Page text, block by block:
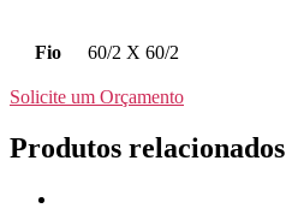
Fio 60/2 X 60/2
Solicite um Orçamento
Produtos relacionados